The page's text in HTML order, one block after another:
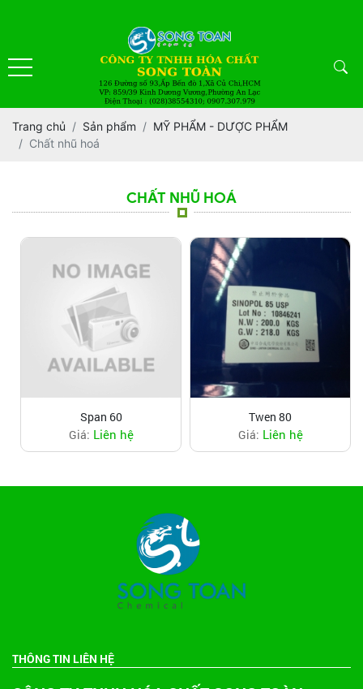
Trang chủ Sản phẩm
MỸ PHẨM - DƯỢC PHẨM
Chất nhũ hoá
CHẤT NHŨ HOÁ
Span 60
Giá: Liên hệ
Twen 80
Giá: Liên hệ
THÔNG TIN LIÊN HỆ